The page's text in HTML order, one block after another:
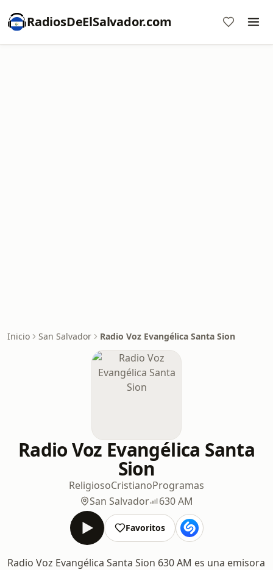
RadiosDeElSalvador.com
Inicio San Salvador Radio Voz Evangélica Santa Sion
Radio Voz Evangélica Santa
Sion
ReligiosoCristianoProgramas
San Salvador
630 AM
Favoritos
Radio Voz Evangélica Santa Sion 630 AM es una emisora